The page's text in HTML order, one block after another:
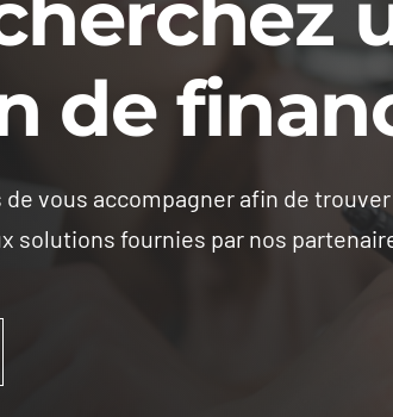
de
vous accompagner afin de
solutions fournies par nos